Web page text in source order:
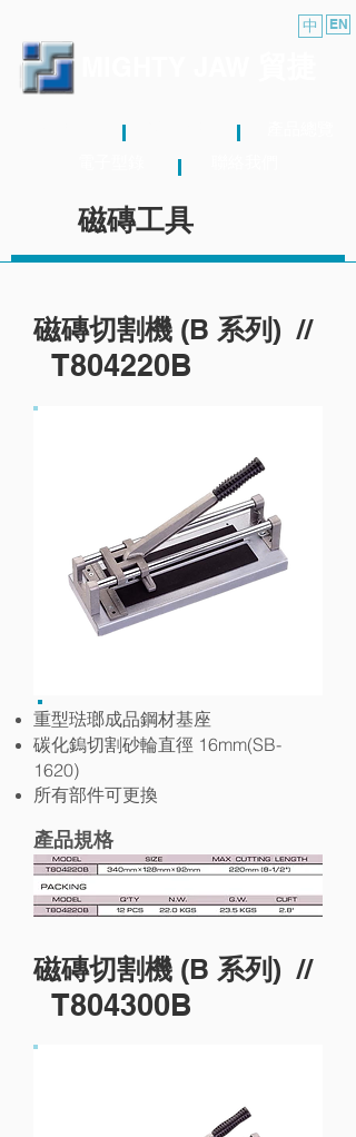
中 EN
磁磚工具
磁磚切割機 (B 系列) //
T804220B
重型琺瑯成品鋼材基座
碳化鎢切割砂輪直徑 16mm(SB-
1620)
所有部件可更換
產品規格
磁磚切割機 (B 系列) //
T804300B